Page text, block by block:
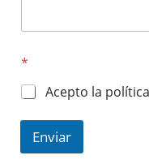
*
Acepto la
Enviar